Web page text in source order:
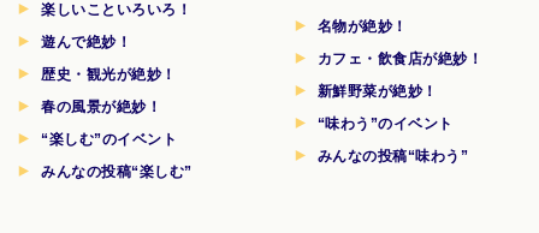
楽しいこといろいろ！
遊んで絶妙！
歴史・観光が絶妙！
春の風景が絶妙！
“楽しむ”のイベント
みんなの投稿“楽しむ”
名物が絶妙！
カフェ・飲食店が絶妙！
新鮮野菜が絶妙！
“味わう”のイベント
みんなの投稿“味わう”